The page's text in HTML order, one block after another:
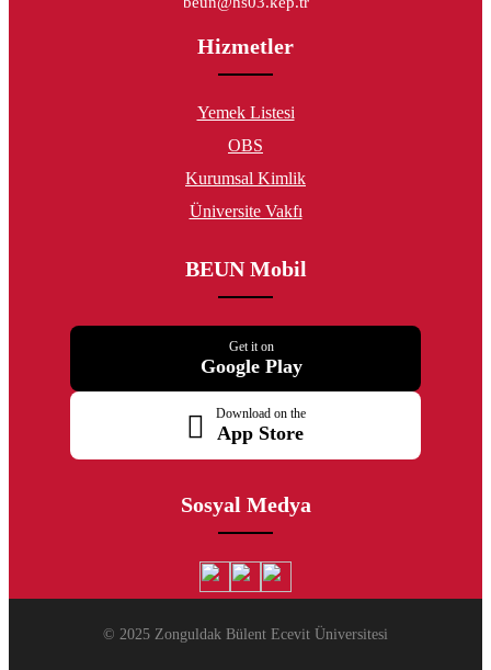
Hizmetler
Yemek Listesi
OBS
Kurumsal Kimlik
Üniversite Vakfı
BEUN Mobil
Get it on
Google Play
Download on the
App Store
Sosyal Medya
© 2025 Zonguldak Bülent Ecevit Üniversitesi